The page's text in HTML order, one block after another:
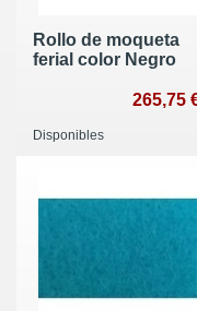
Rollo de moqueta
ferial color Negro
265,75
Disponibles